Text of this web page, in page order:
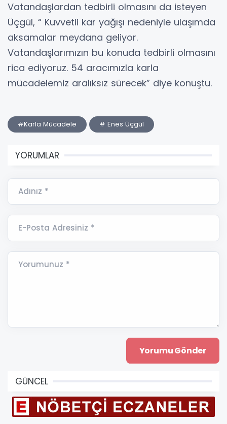
Vatandaşlardan tedbirli olmasını da isteyen
Üçgül, “ Kuvvetli kar yağışı nedeniyle ulaşımda
aksamalar meydana geliyor.
Vatandaşlarımızın bu konuda tedbirli olmasını
rica ediyoruz. 54 aracımızla karla
mücadelemiz aralıksız sürecek” diye konuştu.
#Karla Mücadele # Enes Üçgül
YORUMLAR
Adınız *
E-Posta Adresiniz *
Yorumunuz *
GÜNCEL